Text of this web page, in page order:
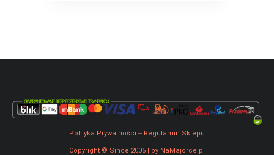
Polityka Prywatności -- Regulamin Sklepu
Copyright © Since 2005 | by NaMajorce.pl